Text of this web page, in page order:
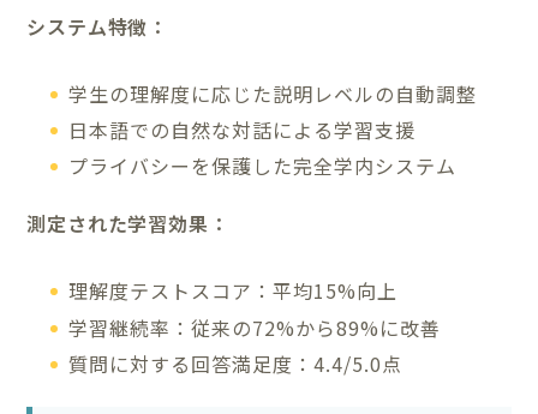
システム特徴：
学生の理解度に応じた説明レベルの自動調整
日本語での自然な対話による学習支援
プライバシーを保護した完全学内システム
測定された学習効果：
理解度テストスコア：平均15%向上
学習継続率：従来の72%から89%に改善
質問に対する回答満足度：4.4/5.0点